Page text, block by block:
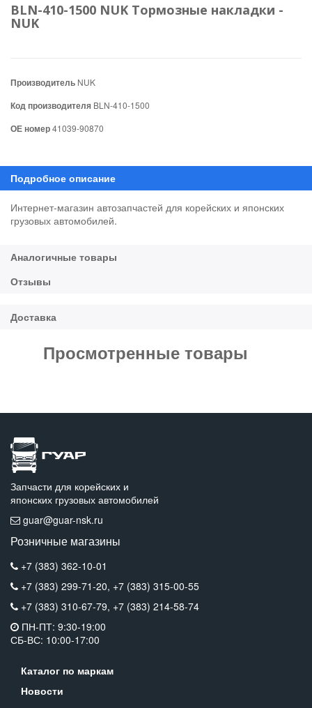
BLN-410-1500 NUK Тормозные накладки -
NUK
Производитель NUK
Код производителя BLN-410-1500
ОЕ номер41039-90870
Интернет-магазин автозапчастей для корейских и японских
грузовых автомобилей.
Просмотренные товары
Запчасти для корейских и
японских грузовых автомобилей
guar@guar-nsk.ru
Розничные магазины
+7 (383) 362-10-01
+7 (383) 299-71-20, +7 (383) 315-00-55
+7 (383) 310-67-79, +7 (383) 214-58-74
ПН-ПТ: 9:30-19:00
СБ-ВС: 10:00-17:00
Каталог по маркам
Новости